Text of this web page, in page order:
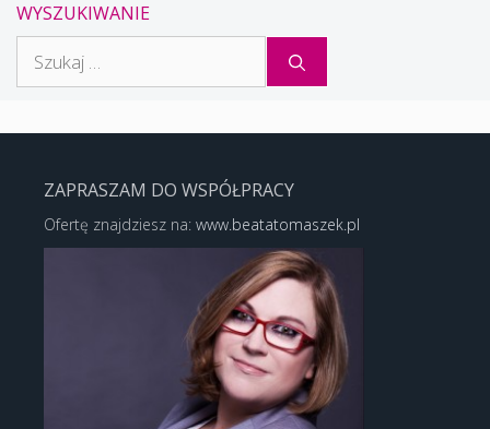
WYSZUKIWANIE
ZAPRASZAM DO WSPÓŁPRACY
Ofertę znajdziesz na: www.beatatomaszek.pl